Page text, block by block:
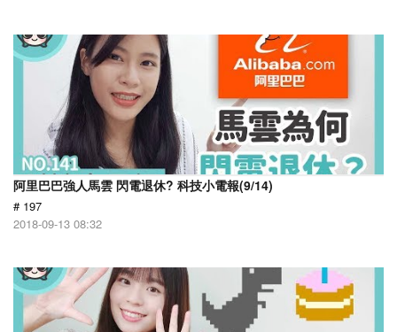
阿里巴巴強人馬雲 閃電退休? 科技小電報(9/14)
# 197
2018-09-13 08:32